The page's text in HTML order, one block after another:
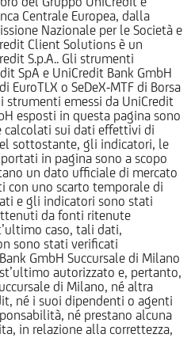
Centrale Europea, dalla
Nazionale per le Società e
Client Solutions è un
S.p.A.. Gli strumenti
SpA e UniCredit Bank GmbH
EuroTLX o SeDeX-MTF di Borsa
strumenti emessi da UniCredit
esposti in questa pagina sono
calcolati sui dati effettivi di
sottostante, gli indicatori, le
in pagina sono a scopo
un dato ufficiale di mercato
con uno scarto temporale di
e gli indicatori sono stati
da fonti ritenute
caso, tali dati,
sono stati verificati
GmbH Succursale di Milano
autorizzato e, pertanto,
di Milano, né altra
né i suoi dipendenti o agenti
né prestano alcuna
in relazione alla correttezza,